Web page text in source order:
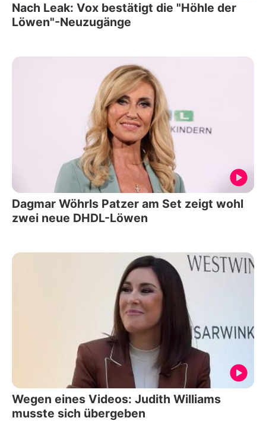
Nach Leak: Vox bestätigt die "Höhle der
Löwen"-Neuzugänge
Dagmar Wöhrls Patzer am Set zeigt wohl
zwei neue DHDL-Löwen
Wegen eines Videos: Judith Williams
musste sich übergeben